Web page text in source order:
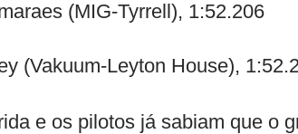
(MIG-Tyrrell), 1:52.206
(Vakuum-Leyton House),
e os pilotos já sabiam que o